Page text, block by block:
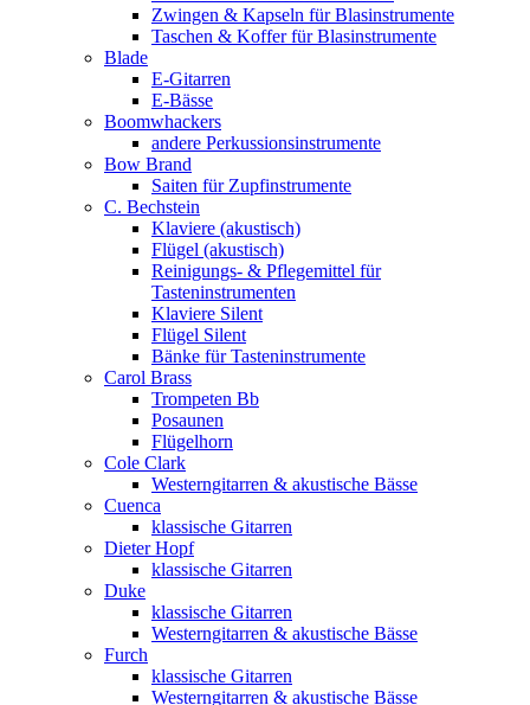
Zwingen & Kapseln für Blasinstrumente
Taschen & Koffer für Blasinstrumente
Blade
E-Gitarren
E-Bässe
Boomwhackers
andere Perkussionsinstrumente
Bow Brand
Saiten für Zupfinstrumente
C. Bechstein
Klaviere (akustisch)
Flügel (akustisch)
Reinigungs- & Pflegemittel für
Tasteninstrumenten
Klaviere Silent
Flügel Silent
Bänke für Tasteninstrumente
Carol Brass
Trompeten Bb
Posaunen
Flügelhorn
Cole Clark
Westerngitarren & akustische Bässe
Cuenca
klassische Gitarren
Dieter Hopf
klassische Gitarren
Duke
klassische Gitarren
Westerngitarren & akustische Bässe
Furch
klassische Gitarren
Westerngitarren & akustische Bässe